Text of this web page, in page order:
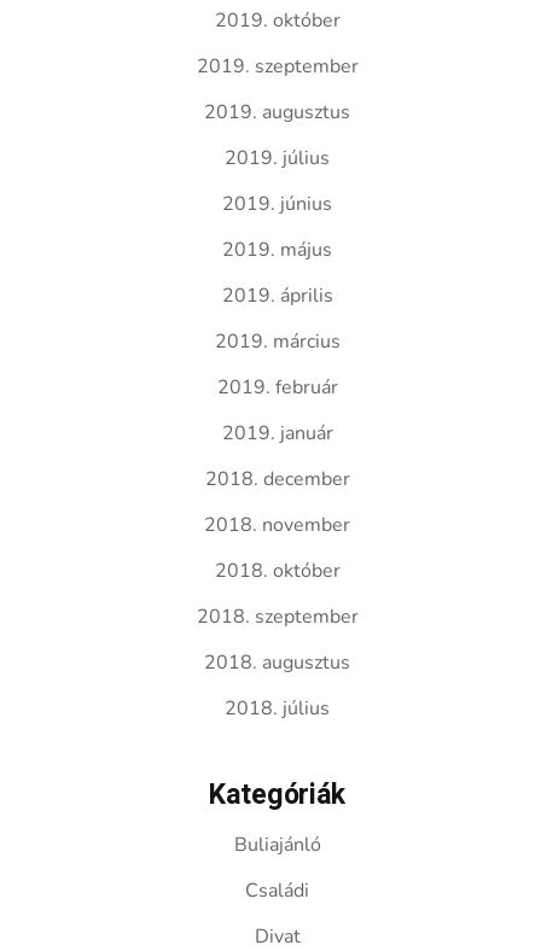
2019. október
2019. szeptember
2019. augusztus
2019. július
2019. június
2019. május
2019. április
2019. március
2019. február
2019. január
2018. december
2018. november
2018. október
2018. szeptember
2018. augusztus
2018. július
Kategóriák
Buliajánló
Családi
Divat